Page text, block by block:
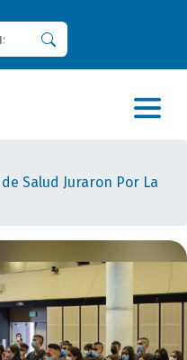
Salud Juraron Por La